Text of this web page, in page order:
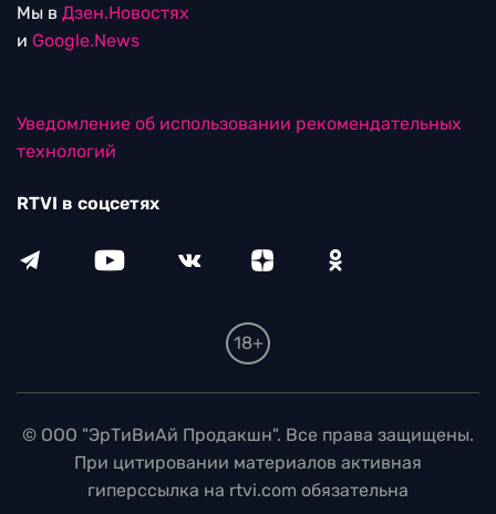
Мы в Дзен.Новостях
и Google.News
Уведомление об использовании рекомендательных
технологий
RTVI в соцсетях
18+
© ООО "ЭрТиВиАй Продакшн". Все права защищены.
При цитировании материалов активная
гиперссылка на rtvi.com обязательна